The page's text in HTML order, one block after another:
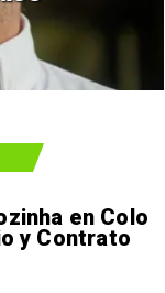
en Colo
y Contrato